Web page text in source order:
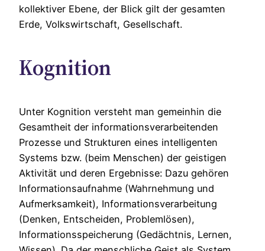
kollektiver Ebene, der Blick gilt der gesamten
Erde, Volkswirtschaft, Gesellschaft.
Kognition
Unter Kognition versteht man gemeinhin die
Gesamtheit der informationsverarbeitenden
Prozesse und Strukturen eines intelligenten
Systems bzw. (beim Menschen) der geistigen
Aktivität und deren Ergebnisse: Dazu gehören
Informationsaufnahme (Wahrnehmung und
Aufmerksamkeit), Informationsverarbeitung
(Denken, Entscheiden, Problemlösen),
Informationsspeicherung (Gedächtnis, Lernen,